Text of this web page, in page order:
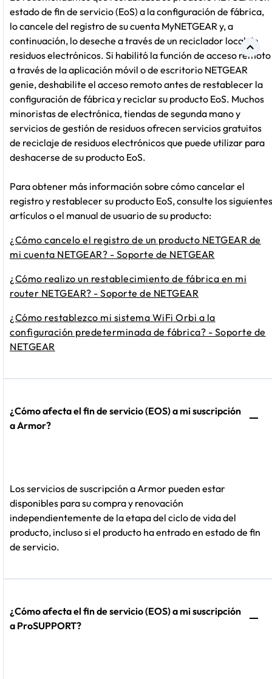
estado de fin de servicio (EoS) a la configuración de fábrica,
lo cancele del registro de su cuenta MyNETGEAR y, a
continuación, lo deseche a través de un reciclador local de
residuos electrónicos. Si habilitó la función de acceso remoto
a través de la aplicación móvil o de escritorio NETGEAR
genie, deshabilite el acceso remoto antes de restablecer la
configuración de fábrica y reciclar su producto EoS. Muchos
minoristas de electrónica, tiendas de segunda mano y
servicios de gestión de residuos ofrecen servicios gratuitos
de reciclaje de residuos electrónicos que puede utilizar para
deshacerse de su producto EoS.
Para obtener más información sobre cómo cancelar el
registro y restablecer su producto EoS, consulte los siguientes
artículos o el manual de usuario de su producto:
¿Cómo cancelo el registro de un producto NETGEAR de
mi cuenta NETGEAR? - Soporte de NETGEAR
¿Cómo realizo un restablecimiento de fábrica en mi
router NETGEAR? - Soporte de NETGEAR
¿Cómo restablezco mi sistema WiFi Orbi a la
configuración predeterminada de fábrica? - Soporte de
NETGEAR
¿Cómo afecta el fin de servicio (EOS) a mi suscripción
a Armor?
Los servicios de suscripción a Armor pueden estar
disponibles para su compra y renovación
independientemente de la etapa del ciclo de vida del
producto, incluso si el producto ha entrado en estado de fin
de servicio.
¿Cómo afecta el fin de servicio (EOS) a mi suscripción
a ProSUPPORT?